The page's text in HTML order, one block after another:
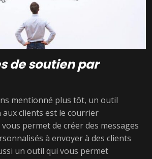
de soutien par
mentionné plus tôt, un outil
aux clients est le courrier
permet de créer des messages
à envoyer à des clients
un outil qui vous permet